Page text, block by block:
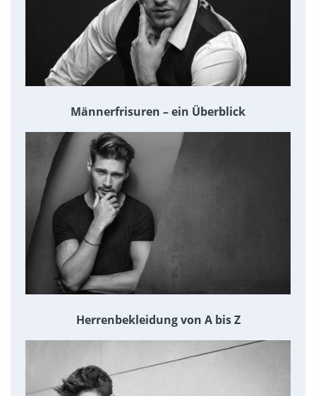
Männerfrisuren – ein Überblick
Herrenbekleidung von A bis Z